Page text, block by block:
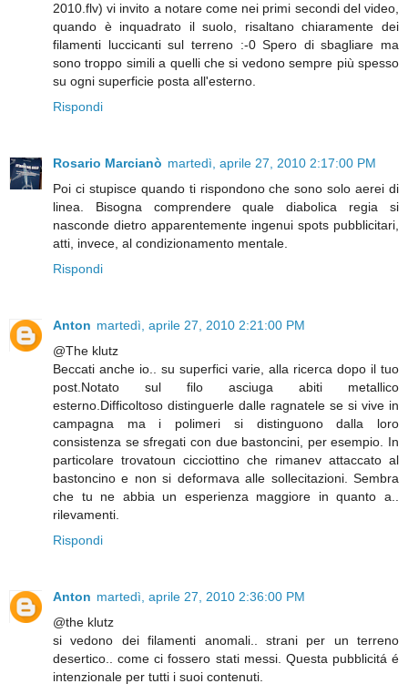
2010.flv) vi invito a notare come nei primi secondi del video,
quando è inquadrato il suolo, risaltano chiaramente dei
filamenti luccicanti sul terreno :-0 Spero di sbagliare ma
sono troppo simili a quelli che si vedono sempre più spesso
su ogni superficie posta all'esterno.
Rispondi
Rosario Marcianò martedì, aprile 27, 2010 2:17:00 PM
Poi ci stupisce quando ti rispondono che sono solo aerei di
linea. Bisogna comprendere quale diabolica regia si
nasconde dietro apparentemente ingenui spots pubblicitari,
atti, invece, al condizionamento mentale.
Rispondi
Anton martedì, aprile 27, 2010 2:21:00 PM
@The klutz
Beccati anche io.. su superfici varie, alla ricerca dopo il tuo
post.Notato sul filo asciuga abiti metallico
esterno.Difficoltoso distinguerle dalle ragnatele se si vive in
campagna ma i polimeri si distinguono dalla loro
consistenza se sfregati con due bastoncini, per esempio. In
particolare trovatoun cicciottino che rimanev attaccato al
bastoncino e non si deformava alle sollecitazioni. Sembra
che tu ne abbia un esperienza maggiore in quanto a..
rilevamenti.
Rispondi
Anton martedì, aprile 27, 2010 2:36:00 PM
@the klutz
si vedono dei filamenti anomali.. strani per un terreno
desertico.. come ci fossero stati messi. Questa pubblicitá é
intenzionale per tutti i suoi contenuti.